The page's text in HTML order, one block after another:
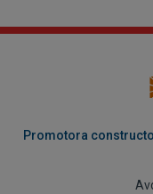
Promotora